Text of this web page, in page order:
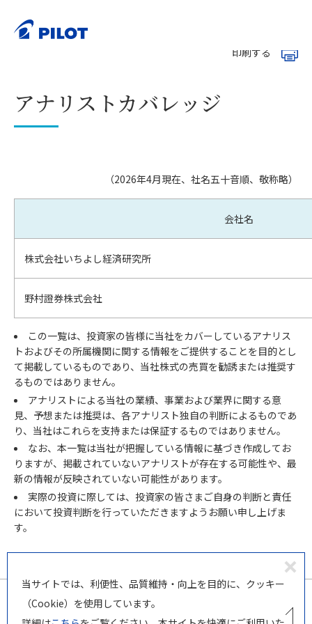
アナリストカバレッジ
印刷する
アナリストカバレッジ
（2026年4月現在、社名五十音順、敬称略）
会社名
株式会社いちよし経済研究所
野村證券株式会社
この一覧は、投資家の皆様に当社をカバーしているアナリス
トおよびその所属機関に関する情報をご提供することを目的とし
て掲載しているものであり、当社株式の売買を勧誘または推奨す
るものではありません。
アナリストによる当社の業績、事業および業界に関する意
見、予想または推奨は、各アナリスト独自の判断によるものであ
り、当社はこれらを支持または保証するものではありません。
なお、本一覧は当社が把握している情報に基づき作成してお
りますが、掲載されていないアナリストが存在する可能性や、最
新の情報が反映されていない可能性があります。
実際の投資に際しては、投資家の皆さまご自身の判断と責任
において投資判断を行っていただきますようお願い申し上げま
す。
当サイトでは、利便性、品質維持・向上を目的に、クッキー
（Cookie）を使用しています。
意
し